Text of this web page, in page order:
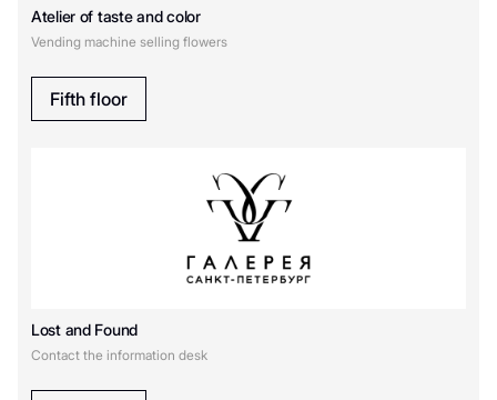
Atelier of taste and color
Vending machine selling flowers
Fifth floor
Lost and Found
Contact the information desk
Парковка